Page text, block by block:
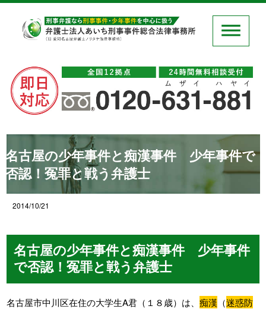
名古屋の少年事件と痴漢事件 少年事件で
否認！冤罪と戦う弁護士
2014/10/21
名古屋の少年事件と痴漢事件 少年事件
で否認！冤罪と戦う弁護士
名古屋市中川区在住の大学生A君（１８歳）は、痴漢 （迷惑防